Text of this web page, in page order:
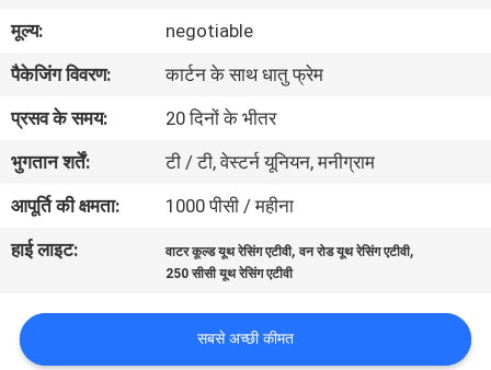
गुणवत्ता
नियंत्रण
संपर्क
करें
उद्धरण
मूल्य:
negotiable
पैकेजिंग विवरण:
कार्टन के साथ धातु फ्रेम
प्रसव के समय:
20 दिनों के भीतर
भुगतान शर्तें:
टी / टी, वेस्टर्न यूनियन, मनीग्राम
आपूर्ति की क्षमता:
1000 पीसी / महीना
हाई लाइट:
वाटर कूल्ड यूथ रेसिंग एटीवी,वन रोड यूथ रेसिंग एटीवी,
250 सीसी यूथ रेसिंग एटीवी
सबसे अच्छी कीमत